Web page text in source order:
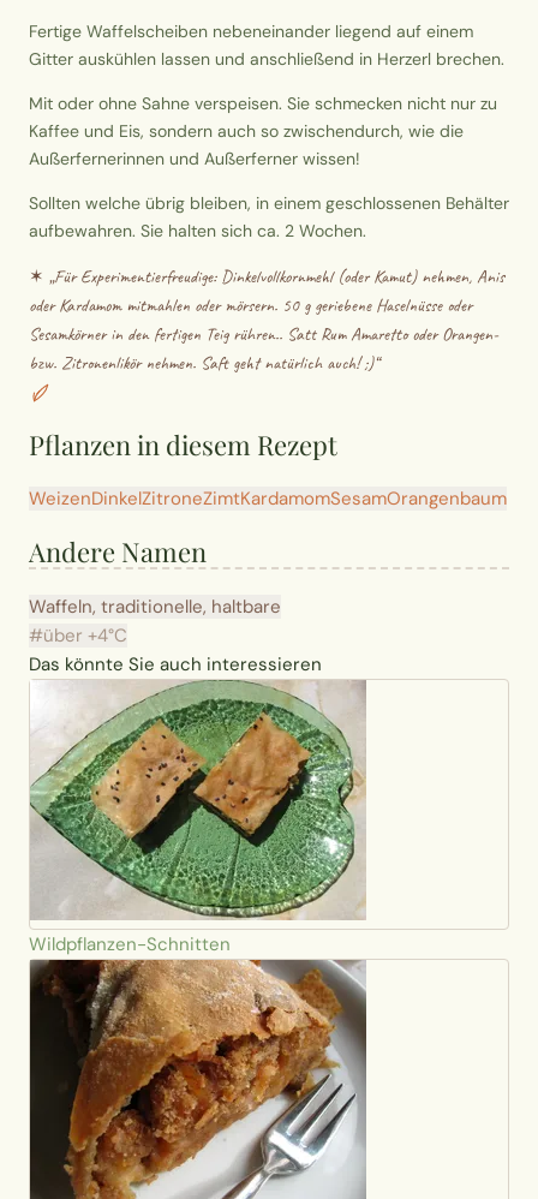
Fertige Waffelscheiben nebeneinander liegend auf einem
Gitter auskühlen lassen und anschließend in Herzerl brechen.
Mit oder ohne Sahne verspeisen. Sie schmecken nicht nur zu
Kaffee und Eis, sondern auch so zwischendurch, wie die
Außerfernerinnen und Außerferner wissen!
Sollten welche übrig bleiben, in einem geschlossenen Behälter
aufbewahren. Sie halten sich ca. 2 Wochen.
✶ „Für Experimentierfreudige: Dinkelvollkornmehl (oder Kamut) nehmen, Anis
oder Kardamom mitmahlen oder mörsern. 50 g geriebene Haselnüsse oder
Sesamkörner in den fertigen Teig rühren.. Satt Rum Amaretto oder Orangen-
bzw. Zitronenlikör nehmen. Saft geht natürlich auch! ;)“
Pflanzen in diesem Rezept
WeizenDinkelZitroneZimtKardamomSesamOrangenbaum
Andere Namen
Waffeln, traditionelle, haltbare
#über +4°C
Das könnte Sie auch interessieren
Wildpflanzen-Schnitten